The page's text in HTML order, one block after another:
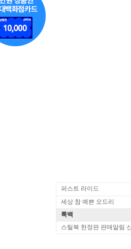
퍼스트 라이드
세상 참 예쁜 오드리
룩백
스틸북 한정판 판매알림